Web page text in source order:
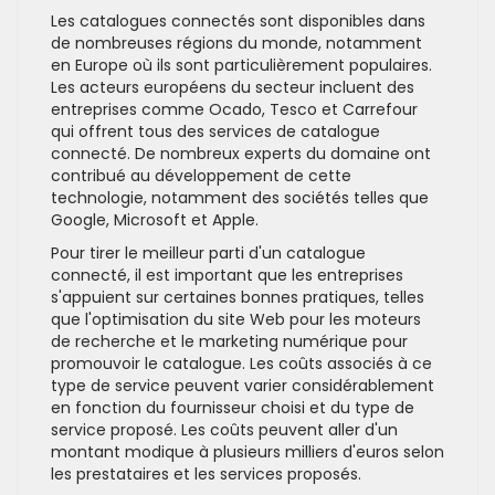
Les catalogues connectés sont disponibles dans
de nombreuses régions du monde, notamment
en Europe où ils sont particulièrement populaires.
Les acteurs européens du secteur incluent des
entreprises comme Ocado, Tesco et Carrefour
qui offrent tous des services de catalogue
connecté. De nombreux experts du domaine ont
contribué au développement de cette
technologie, notamment des sociétés telles que
Google, Microsoft et Apple.
Pour tirer le meilleur parti d'un catalogue
connecté, il est important que les entreprises
s'appuient sur certaines bonnes pratiques, telles
que l'optimisation du site Web pour les moteurs
de recherche et le marketing numérique pour
promouvoir le catalogue. Les coûts associés à ce
type de service peuvent varier considérablement
en fonction du fournisseur choisi et du type de
service proposé. Les coûts peuvent aller d'un
montant modique à plusieurs milliers d'euros selon
les prestataires et les services proposés.